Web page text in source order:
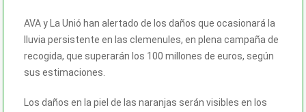
AVA y La Unió han alertado de los daños que ocasionará la
lluvia persistente en las clemenules, en plena campaña de
recogida, que superarán los 100 millones de euros, según
sus estimaciones.
Los daños en la piel de las naranjas serán visibles en los